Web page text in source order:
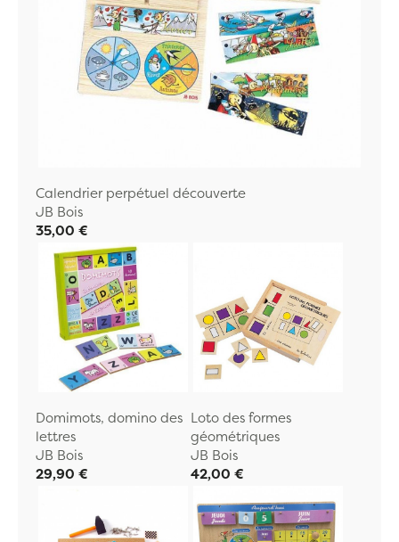
Calendrier perpétuel découverte
JB Bois
35,00 €
Domimots, domino des
lettres
JB Bois
29,90 €
Loto des formes
géométriques
JB Bois
42,00 €